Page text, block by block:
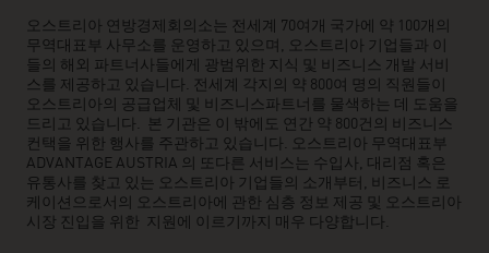
오스트리아 연방경제회의소는 전세계 70여개 국가에 약 100개의
무역대표부 사무소를 운영하고 있으며, 오스트리아 기업들과 이
들의 해외 파트너사들에게 광범위한 지식 및 비즈니스 개발 서비
스를 제공하고 있습니다. 전세계 각지의 약 800여 명의 직원들이
오스트리아의 공급업체 및 비즈니스파트너를 물색하는 데 도움을
드리고 있습니다. 본 기관은 이 밖에도 연간 약 800건의 비즈니스
컨택을 위한 행사를 주관하고 있습니다. 오스트리아 무역대표부
ADVANTAGE AUSTRIA 의 또다른 서비스는 수입사, 대리점 혹은
유통사를 찾고 있는 오스트리아 기업들의 소개부터, 비즈니스 로
케이션으로서의 오스트리아에 관한 심층 정보 제공 및 오스트리아
시장 진입을 위한 지원에 이르기까지 매우 다양합니다.